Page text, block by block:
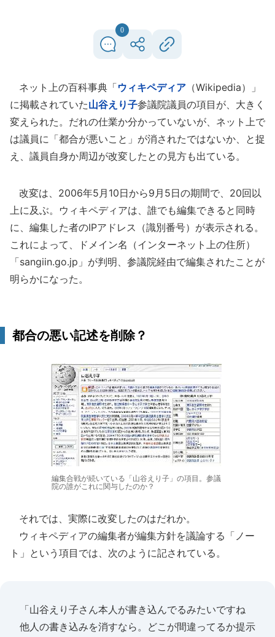
0
ネット上の百科事典「ウィキペディア （Wikipedia）」
に掲載されていた山谷えり子参議院議員の項目が、大きく
変えられた。だれの仕業か分かっていないが、ネット上で
は議員に「都合が悪いこと」が消されたではないか、と捉
え、議員自身か周辺が改変したとの見方も出ている。
改変は、2006年5月10日から9月5日の期間で、20回以
上に及ぶ。ウィキペディアは、誰でも編集できると同時
に、編集した者のIPアドレス（識別番号）が表示される。
これによって、ドメイン名（インターネット上の住所）
「sangiin.go.jp」が判明、参議院経由で編集されたことが
明らかになった。
都合の悪い記述を削除？
編集合戦が続いている「山谷えり子」の項目。参議
院の誰がこれに関与したのか？
それでは、実際に改変したのはだれか。
ウィキペディアの編集者が編集方針を議論する「ノー
ト」という項目では、次のように記されている。
「山谷えり子さん本人が書き込んでるみたいですね
他人の書き込みを消すなら。どこが間違ってるか提示